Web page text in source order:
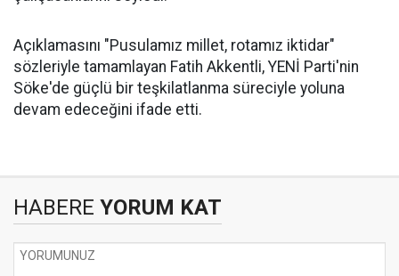
Açıklamasını "Pusulamız millet, rotamız iktidar"
sözleriyle tamamlayan Fatih Akkentli, YENİ Parti'nin
Söke'de güçlü bir teşkilatlanma süreciyle yoluna
devam edeceğini ifade etti.
HABERE YORUM KAT